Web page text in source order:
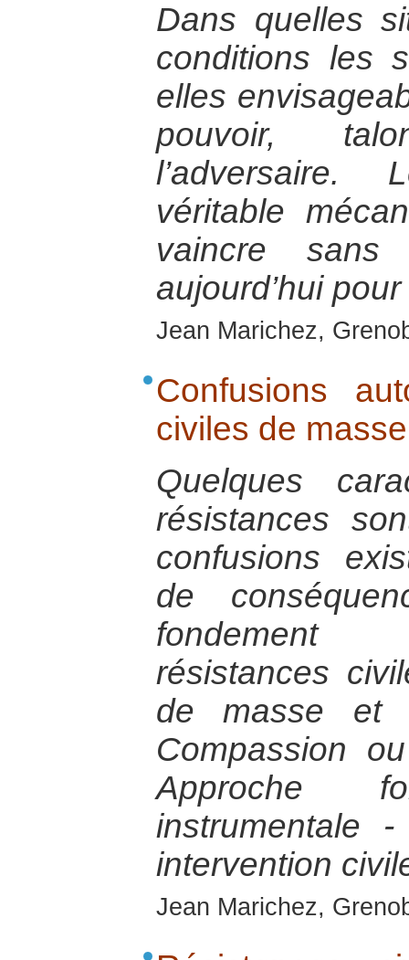
Dans quelles
conditions les
elles
pouvoir,
l’adversaire.
véritable
vaincre
aujourd’hui
Jean Marichez,
Confusions
civiles de masse
Quelques
résistances
confusions
de
fondement
résistances
de masse et
Compassion
Approche
instrumentale
intervention
Jean Marichez,